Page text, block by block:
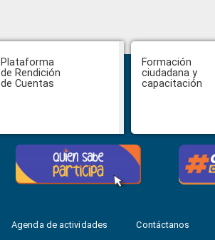
Plataforma
de Rendición
de Cuentas
Formación
ciudadana y
capacitación
CPCCS aprueba
Veeduría para
autoridad de la SOT
Agenda de actividades Contáctanos